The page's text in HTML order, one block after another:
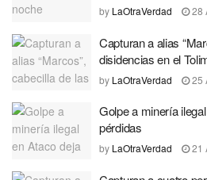
by LaOtraVerdad 28
Capturan a alias
disidencias en el
by LaOtraVerdad 25
Golpe a minería
pérdidas
by LaOtraVerdad 21